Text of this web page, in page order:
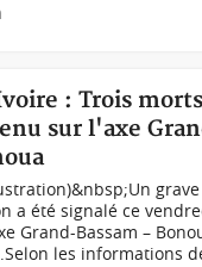
: Trois
sur l'axe
a été signalé ce
Grand-Bassam –
les informations